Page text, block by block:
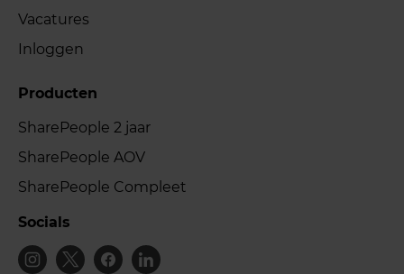
Vacatures
Inloggen
Producten
SharePeople 2 jaar
SharePeople AOV
SharePeople Compleet
Socials